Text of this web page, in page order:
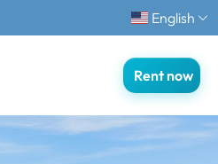
English
Rent now